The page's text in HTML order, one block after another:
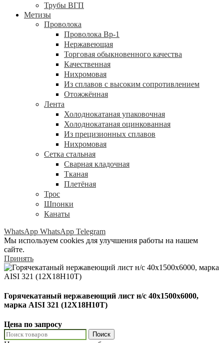
Трубы ВГП
Метизы
Проволока
Проволока Вр-1
Нержавеющая
Торговая обыкновенного качества
Качественная
Нихромовая
Из сплавов с высоким сопротивлением
Отожжённая
Лента
Холоднокатаная упаковочная
Холоднокатаная оцинкованная
Из прецизионных сплавов
Нихромовая
Сетка стальная
Сварная кладочная
Тканая
Плетёная
Трос
Шпонки
Канаты
WhatsApp WhatsApp Telegram
Мы используем cookies для улучшения работы на нашем
сайте.
Принять
Горячекатаный нержавеющий лист н/с 40х1500х6000,
марка AISI 321 (12Х18Н10Т)
Цена по запросу
Поиск